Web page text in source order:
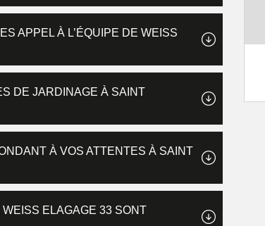
APPEL À L’ÉQUIPE DE WEISS
DE JARDINAGE À SAINT
À VOS ATTENTES À SAINT
ELAGAGE 33 SONT